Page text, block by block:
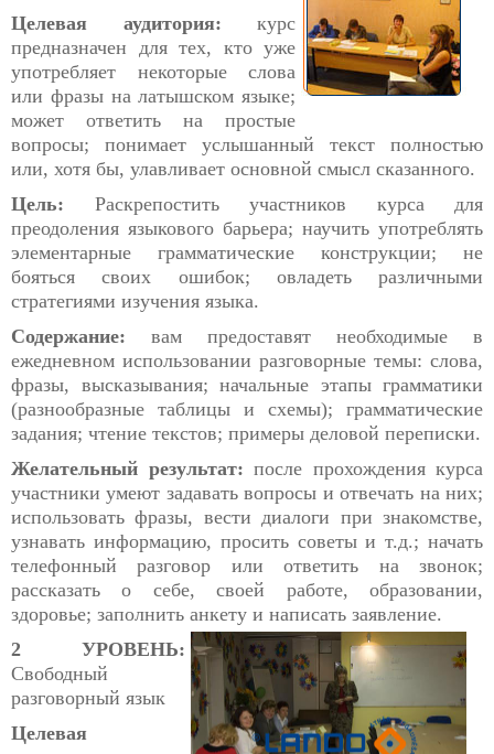
Целевая аудитория: курс
предназначен для тех, кто уже
употребляет некоторые слова
или фразы на латышском языке;
может ответить на простые
вопросы; понимает услышанный текст полностью
или, хотя бы, улавливает основной смысл сказанного.
Цель: Раскрепостить участников курса для
преодоления языкового барьера; научить употреблять
элементарные грамматические конструкции; не
бояться своих ошибок; овладеть различными
стратегиями изучения языка.
Содержание: вам предоставят необходимые в
ежедневном использовании разговорные темы: слова,
фразы, высказывания; начальные этапы грамматики
(разнообразные таблицы и схемы); грамматические
задания; чтение текстов; примеры деловой переписки.
Желательный результат: после прохождения курса
участники умеют задавать вопросы и отвечать на них;
использовать фразы, вести диалоги при знакомстве,
узнавать информацию, просить советы и т.д.; начать
телефонный разговор или ответить на звонок;
рассказать о себе, своей работе, образовании,
здоровье; заполнить анкету и написать заявление.
2 УРОВЕНЬ:
Свободный
разговорный язык
Целевая